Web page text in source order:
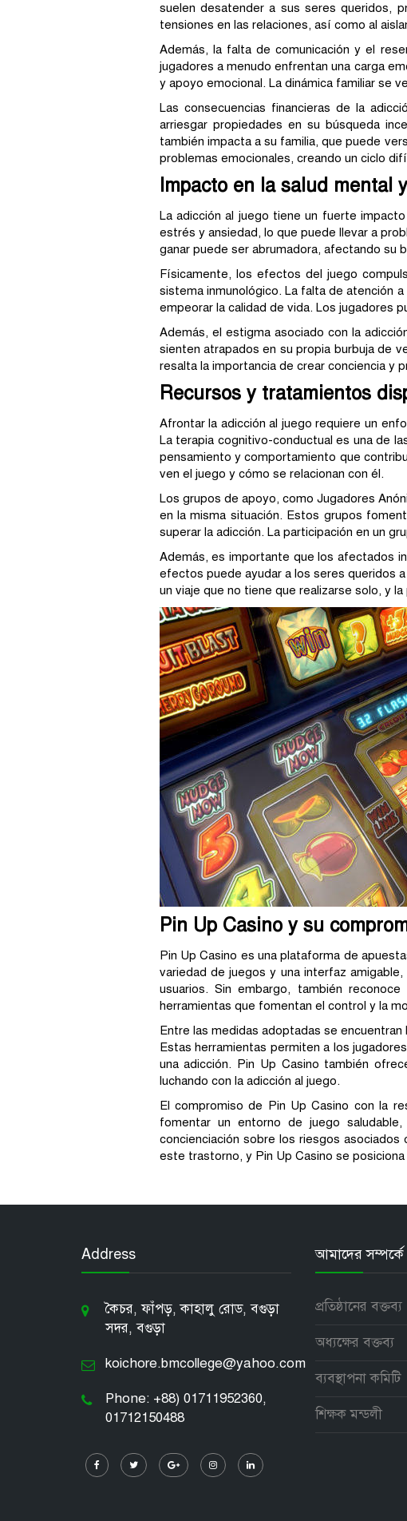
suelen desatender a sus seres queridos,
tensiones en las relaciones, así como al
Además, la falta de comunicación y el
jugadores a menudo enfrentan una carga
y apoyo emocional. La dinámica familiar se
Las consecuencias financieras de la
arriesgar propiedades en su búsqueda
también impacta a su familia, que puede
problemas emocionales, creando un ciclo
Impacto en la salud mental
La adicción al juego tiene un fuerte
estrés y ansiedad, lo que puede llevar a
ganar puede ser abrumadora, afectando su
Físicamente, los efectos del juego
sistema inmunológico. La falta de atención
empeorar la calidad de vida. Los jugadores
Además, el estigma asociado con la
sienten atrapados en su propia burbuja de
resalta la importancia de crear conciencia y
Recursos y tratamientos
Afrontar la adicción al juego requiere un
La terapia cognitivo-conductual es una de
pensamiento y comportamiento que
ven el juego y cómo se relacionan con él.
Los grupos de apoyo, como Jugadores
en la misma situación. Estos grupos
superar la adicción. La participación en un
Además, es importante que los afectados
efectos puede ayudar a los seres queridos
un viaje que no tiene que realizarse solo, y
Pin Up Casino y su
Pin Up Casino es una plataforma de
variedad de juegos y una interfaz
usuarios. Sin embargo, también
herramientas que fomentan el control y la
Entre las medidas adoptadas se
Estas herramientas permiten a los
una adicción. Pin Up Casino también
luchando con la adicción al juego.
El compromiso de Pin Up Casino con la
fomentar un entorno de juego
concienciación sobre los riesgos
este trastorno, y Pin Up Casino se
Address
কৈচর, ফাঁপড়, কাহালু রোড, বগুড়া
সদর, বগুড়া
koichore.bmcollege@yahoo.com
Phone: +88) 01711952360,
01712150488
আমাদের সম্পর্কে
প্রতিষ্ঠানের বক্তব্য
অধ্যক্ষের বক্তব্য
ব্যবস্থাপনা কমিটি
শিক্ষক মন্ডলী